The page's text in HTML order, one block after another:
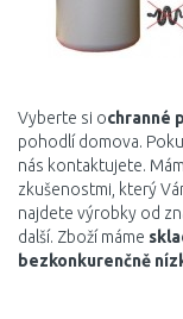
Vyberte si ochranné
pohodlí domova.
nás kontaktujete.
zkušenostmi, který
najdete výrobky od
další. Zboží máme
bezkonkurenčně